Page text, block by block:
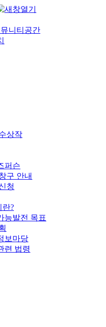
니티공간
상작
퍼슨
구 안내
청
란?
능발전 목표
보마당
련 법령